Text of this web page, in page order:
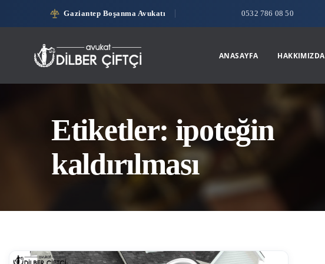
Gaziantep Boşanma Avukatı 0532 786 08 50
ANASAYFA HAKKIMIZDA
Etiketler: ipoteğin
kaldırılması